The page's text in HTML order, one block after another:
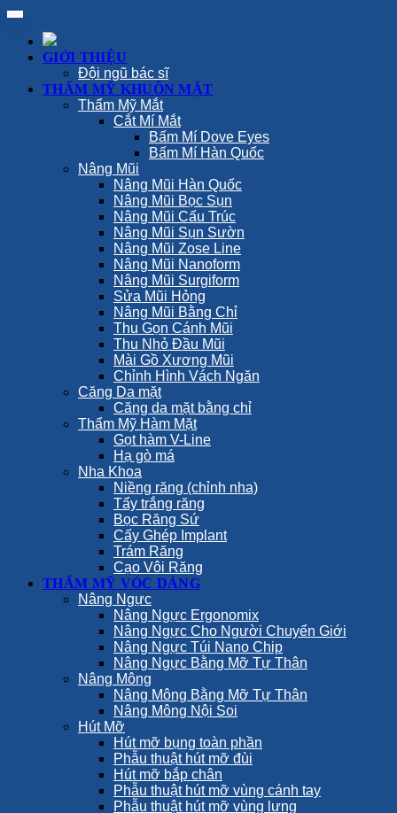
GIỚI THIỆU
Đội ngũ bác sĩ
THẨM MỸ KHUÔN MẶT
Thẩm Mỹ Mắt
Cắt Mí Mắt
Bấm Mí Dove Eyes
Bấm Mí Hàn Quốc
Nâng Mũi
Nâng Mũi Hàn Quốc
Nâng Mũi Bọc Sụn
Nâng Mũi Cấu Trúc
Nâng Mũi Sụn Sườn
Nâng Mũi Zose Line
Nâng Mũi Nanoform
Nâng Mũi Surgiform
Sửa Mũi Hỏng
Nâng Mũi Bằng Chỉ
Thu Gọn Cánh Mũi
Thu Nhỏ Đầu Mũi
Mài Gồ Xương Mũi
Chỉnh Hình Vách Ngăn
Căng Da mặt
Căng da mặt bằng chỉ
Thẩm Mỹ Hàm Mặt
Gọt hàm V-Line
Hạ gò má
Nha Khoa
Niềng răng (chỉnh nha)
Tẩy trắng răng
Bọc Răng Sứ
Cấy Ghép Implant
Trám Răng
Cạo Vôi Răng
THẨM MỸ VÓC DÁNG
Nâng Ngực
Nâng Ngực Ergonomix
Nâng Ngực Cho Người Chuyển Giới
Nâng Ngực Túi Nano Chip
Nâng Ngực Bằng Mỡ Tự Thân
Nâng Mông
Nâng Mông Bằng Mỡ Tự Thân
Nâng Mông Nội Soi
Hút Mỡ
Hút mỡ bụng toàn phần
Phẫu thuật hút mỡ đùi
Hút mỡ bắp chân
Phẫu thuật hút mỡ vùng cánh tay
Phẫu thuật hút mỡ vùng lưng